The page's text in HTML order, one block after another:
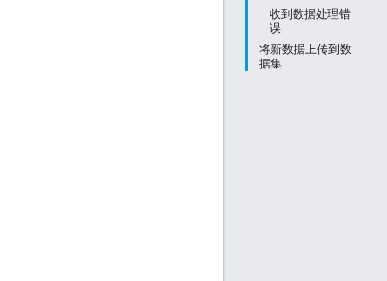
收到数据处理错
误
将新数据上传到数
据集